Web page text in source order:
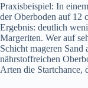
Praxisbeispiel: In
der Oberboden auf 12
Ergebnis: deutlich
Margeriten. Wer auf
Schicht mageren
nährstoffreichen
Arten die Startchance,